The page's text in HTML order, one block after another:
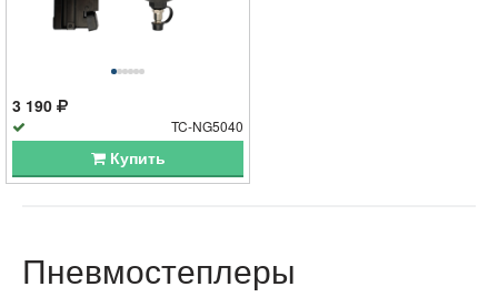
3 190
TC-NG5040
Купить
Пневмостеплеры